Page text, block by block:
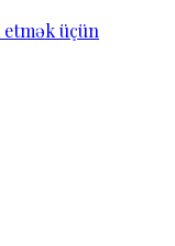
üçün